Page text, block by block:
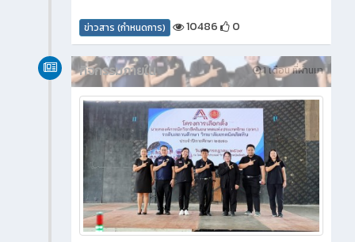
ข่าวสาร (กำหนดการ) 10486 0
1 เดือน ที่ผ่านมา
กิจกรรมภายใน